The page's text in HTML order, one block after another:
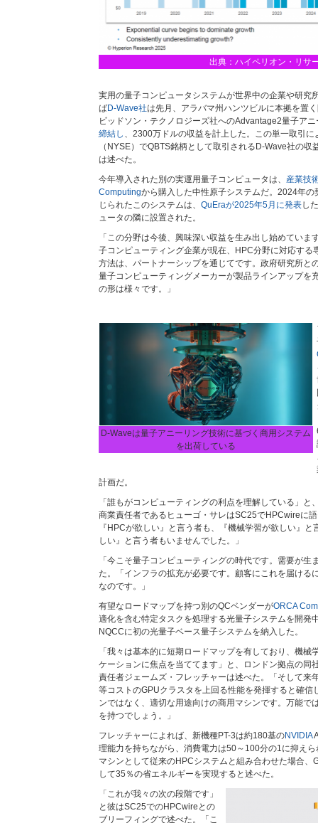
出典：ハイペリオン・リサ
実用の量子コンピュータシステムが世界中の企業や研究
ばD-Wave社は先月、アラバマ州ハンツビルに本拠を置
ビッドソン・テクノロジーズ社へのAdvantage2量子ア
締結し 、2300万ドルの収益を計上した。この単一取引
（NYSE）でQBTS銘柄として取引されるD-Wave社の
は述べた。
今年導入された別の実運用量子コンピュータは、 産業技
Computingから購入した中性原子システムだ。2024年
じられたこのシステムは、 QuEraが2025年5月に発表し
ュータの隣に設置された。
「この分野は今後、興味深い収益を生み出し始めていま
子コンピューティング企業が現在、HPC分野に対応する
方法は、パートナーシップを通じてです。政府研究所と
量子コンピューティングメーカーが製品ラインアップを
の形は様々です。」
D-Waveは量子アニーリング技術に基づく商用システム
を出荷している
計画だ。
「誰もがコンピューティングの利点を理解している」
商業責任者であるヒューゴ・サレはSC25でHPCwireに
『HPCが欲しい』と言う者も、『機械学習が欲しい』
しい』と言う者もいませんでした。」
「今こそ量子コンピューティングの時代です。需要が生
た。「インフラの拡充が必要です。顧客にこれを届ける
なのです。」
有望なロードマップを持つ別のQCベンダーがORCA
適化を含む特定タスクを処理する光量子システムを開発
NQCCに初の光量子ベース量子システムを納入した。
「我々は基本的に短期ロードマップを有しており、機械
ケーションに焦点を当ててます」と、ロンドン拠点の同
責任者ジェームズ・フレッチャーは述べた。「そして来
等コストのGPUクラスタを上回る性能を発揮すると確信
ンではなく、適切な用途向けの商用マシンです。万能で
を持つでしょう。」
フレッチャーによれば、新機種PT-3は約180基のNVIDIA
理能力を持ちながら、消費電力は50～100分の1に抑え
マシンとして従来のHPCシステムと組み合わせた場合、
して35％の省エネルギーを実現すると述べた。
「これが我々の次の段階です」
と彼はSC25でのHPCwireとの
ブリーフィングで述べた。「こ